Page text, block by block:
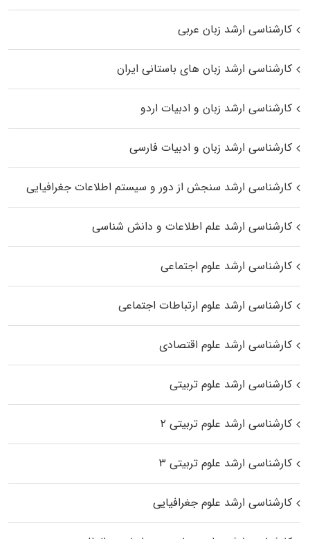
کارشناسی ارشد زبان عربی
کارشناسی ارشد زبان‌ های باستانی ایران
کارشناسی ارشد زبان و ادبیات اردو
کارشناسی ارشد زبان و ادبیات فارسی
کارشناسی ارشد سنجش از دور و سیستم اطلاعات جغرافیایی
کارشناسی ارشد علم اطلاعات و دانش شناسی
کارشناسی ارشد علوم اجتماعی
کارشناسی ارشد علوم ارتباطات اجتماعی
کارشناسی ارشد علوم اقتصادی
کارشناسی ارشد علوم تربیتی
کارشناسی ارشد علوم تربیتی ۲
کارشناسی ارشد علوم تربیتی ۳
کارشناسی ارشد علوم جغرافیایی